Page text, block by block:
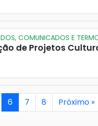
COMUNICADOS E
de Projetos
6 7 8 Próximo »